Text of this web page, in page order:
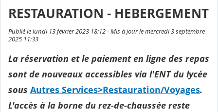
RESTAURATION - HEBERGEMENT
Publié le lundi 13 février 2023 18:12 - Mis à jour le mercredi 3 septembre
2025 11:33
La réservation et le paiement en ligne des repas
sont de nouveaux accessibles via l'ENT du lycée
sous Autres Services>Restauration/Voyages.
L'accès à la borne du rez-de-chaussée reste